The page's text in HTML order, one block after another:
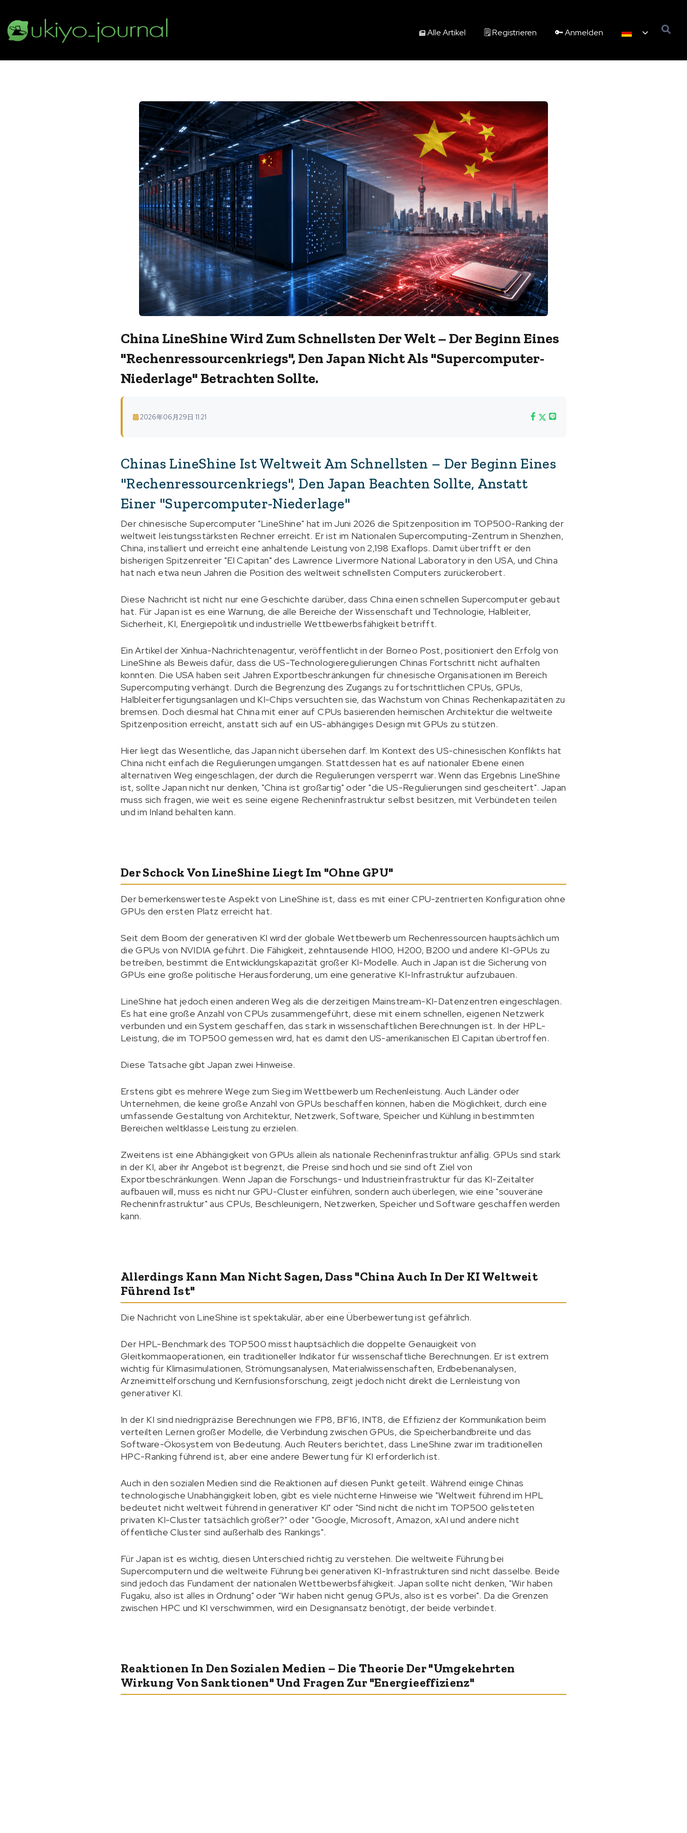
Alle Artikel 🗒️ Registrieren 🔑 Anmelden
China LineShine Wird Zum Schnellsten Der Welt – Der Beginn Eines
"Rechenressourcenkriegs", Den Japan Nicht Als "Supercomputer-
Niederlage" Betrachten Sollte.
2026年06月29日 11:21
Chinas LineShine Ist Weltweit Am Schnellsten – Der Beginn Eines
"Rechenressourcenkriegs", Den Japan Beachten Sollte, Anstatt
Einer "Supercomputer-Niederlage"
Der chinesische Supercomputer "LineShine" hat im Juni 2026 die Spitzenposition im TOP500-Ranking der
weltweit leistungsstärksten Rechner erreicht. Er ist im Nationalen Supercomputing-Zentrum in Shenzhen,
China, installiert und erreicht eine anhaltende Leistung von 2,198 Exaflops. Damit übertrifft er den
bisherigen Spitzenreiter "El Capitan" des Lawrence Livermore National Laboratory in den USA, und China
hat nach etwa neun Jahren die Position des weltweit schnellsten Computers zurückerobert.
Diese Nachricht ist nicht nur eine Geschichte darüber, dass China einen schnellen Supercomputer gebaut
hat. Für Japan ist es eine Warnung, die alle Bereiche der Wissenschaft und Technologie, Halbleiter,
Sicherheit, KI, Energiepolitik und industrielle Wettbewerbsfähigkeit betrifft.
Ein Artikel der Xinhua-Nachrichtenagentur, veröffentlicht in der Borneo Post, positioniert den Erfolg von
LineShine als Beweis dafür, dass die US-Technologieregulierungen Chinas Fortschritt nicht aufhalten
konnten. Die USA haben seit Jahren Exportbeschränkungen für chinesische Organisationen im Bereich
Supercomputing verhängt. Durch die Begrenzung des Zugangs zu fortschrittlichen CPUs, GPUs,
Halbleiterfertigungsanlagen und KI-Chips versuchten sie, das Wachstum von Chinas Rechenkapazitäten zu
bremsen. Doch diesmal hat China mit einer auf CPUs basierenden heimischen Architektur die weltweite
Spitzenposition erreicht, anstatt sich auf ein US-abhängiges Design mit GPUs zu stützen.
Hier liegt das Wesentliche, das Japan nicht übersehen darf. Im Kontext des US-chinesischen Konflikts hat
China nicht einfach die Regulierungen umgangen. Stattdessen hat es auf nationaler Ebene einen
alternativen Weg eingeschlagen, der durch die Regulierungen versperrt war. Wenn das Ergebnis LineShine
ist, sollte Japan nicht nur denken, "China ist großartig" oder "die US-Regulierungen sind gescheitert". Japan
muss sich fragen, wie weit es seine eigene Recheninfrastruktur selbst besitzen, mit Verbündeten teilen
und im Inland behalten kann.
Der Schock Von LineShine Liegt Im "ohne GPU"
Der bemerkenswerteste Aspekt von LineShine ist, dass es mit einer CPU-zentrierten Konfiguration ohne
GPUs den ersten Platz erreicht hat.
Seit dem Boom der generativen KI wird der globale Wettbewerb um Rechenressourcen hauptsächlich um
die GPUs von NVIDIA geführt. Die Fähigkeit, zehntausende H100, H200, B200 und andere KI-GPUs zu
betreiben, bestimmt die Entwicklungskapazität großer KI-Modelle. Auch in Japan ist die Sicherung von
GPUs eine große politische Herausforderung, um eine generative KI-Infrastruktur aufzubauen.
LineShine hat jedoch einen anderen Weg als die derzeitigen Mainstream-KI-Datenzentren eingeschlagen.
Es hat eine große Anzahl von CPUs zusammengeführt, diese mit einem schnellen, eigenen Netzwerk
verbunden und ein System geschaffen, das stark in wissenschaftlichen Berechnungen ist. In der HPL-
Leistung, die im TOP500 gemessen wird, hat es damit den US-amerikanischen El Capitan übertroffen.
Diese Tatsache gibt Japan zwei Hinweise.
Erstens gibt es mehrere Wege zum Sieg im Wettbewerb um Rechenleistung. Auch Länder oder
Unternehmen, die keine große Anzahl von GPUs beschaffen können, haben die Möglichkeit, durch eine
umfassende Gestaltung von Architektur, Netzwerk, Software, Speicher und Kühlung in bestimmten
Bereichen weltklasse Leistung zu erzielen.
Zweitens ist eine Abhängigkeit von GPUs allein als nationale Recheninfrastruktur anfällig. GPUs sind stark
in der KI, aber ihr Angebot ist begrenzt, die Preise sind hoch und sie sind oft Ziel von
Exportbeschränkungen. Wenn Japan die Forschungs- und Industrieinfrastruktur für das KI-Zeitalter
aufbauen will, muss es nicht nur GPU-Cluster einführen, sondern auch überlegen, wie eine "souveräne
Recheninfrastruktur" aus CPUs, Beschleunigern, Netzwerken, Speicher und Software geschaffen werden
kann.
Allerdings Kann Man Nicht Sagen, Dass "China Auch In Der KI Weltweit
Führend Ist"
Die Nachricht von LineShine ist spektakulär, aber eine Überbewertung ist gefährlich.
Der HPL-Benchmark des TOP500 misst hauptsächlich die doppelte Genauigkeit von
Gleitkommaoperationen, ein traditioneller Indikator für wissenschaftliche Berechnungen. Er ist extrem
wichtig für Klimasimulationen, Strömungsanalysen, Materialwissenschaften, Erdbebenanalysen,
Arzneimittelforschung und Kernfusionsforschung, zeigt jedoch nicht direkt die Lernleistung von
generativer KI.
In der KI sind niedrigpräzise Berechnungen wie FP8, BF16, INT8, die Effizienz der Kommunikation beim
verteilten Lernen großer Modelle, die Verbindung zwischen GPUs, die Speicherbandbreite und das
Software-Ökosystem von Bedeutung. Auch Reuters berichtet, dass LineShine zwar im traditionellen
HPC-Ranking führend ist, aber eine andere Bewertung für KI erforderlich ist.
Auch in den sozialen Medien sind die Reaktionen auf diesen Punkt geteilt. Während einige Chinas
technologische Unabhängigkeit loben, gibt es viele nüchterne Hinweise wie "Weltweit führend im HPL
bedeutet nicht weltweit führend in generativer KI" oder "Sind nicht die nicht im TOP500 gelisteten
privaten KI-Cluster tatsächlich größer?" oder "Google, Microsoft, Amazon, xAI und andere nicht
öffentliche Cluster sind außerhalb des Rankings".
Für Japan ist es wichtig, diesen Unterschied richtig zu verstehen. Die weltweite Führung bei
Supercomputern und die weltweite Führung bei generativen KI-Infrastrukturen sind nicht dasselbe. Beide
sind jedoch das Fundament der nationalen Wettbewerbsfähigkeit. Japan sollte nicht denken, "Wir haben
Fugaku, also ist alles in Ordnung" oder "Wir haben nicht genug GPUs, also ist es vorbei". Da die Grenzen
zwischen HPC und KI verschwimmen, wird ein Designansatz benötigt, der beide verbindet.
Reaktionen In Den Sozialen Medien – Die Theorie Der "umgekehrten
Wirkung Von Sanktionen" Und Fragen Zur "Energieeffizienz"